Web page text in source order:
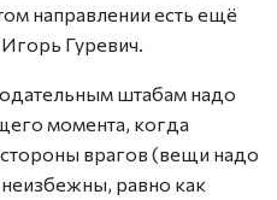
направлении есть ещё
Гуревич.
штабам надо
момента, когда
врагов (вещи надо
равно как